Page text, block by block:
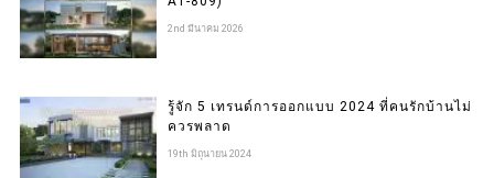
2nd มีนาคม 2026
รู้จัก 5 เทรนด์การออกแบบ 2024 ที่คนรักบ้านไม่
ควรพลาด
19th มิถุนายน 2024